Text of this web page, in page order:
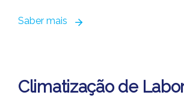
Saber mais
Climatização de